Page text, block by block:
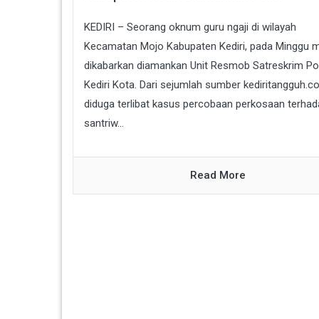
KEDIRI – Seorang oknum guru ngaji di wilayah
Kecamatan Mojo Kabupaten Kediri, pada Minggu
dikabarkan diamankan Unit Resmob Satreskrim
Kediri Kota. Dari sejumlah sumber
diduga terlibat kasus percobaan perkosaan
santriw...
Read More